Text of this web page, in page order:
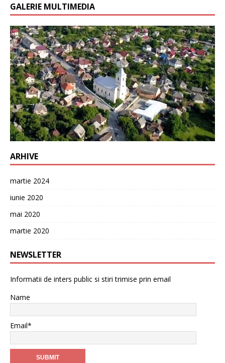
GALERIE MULTIMEDIA
ARHIVE
martie 2024
iunie 2020
mai 2020
martie 2020
NEWSLETTER
Informatii de inters public si stiri trimise prin email
Name
Email*